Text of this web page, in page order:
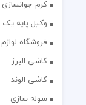
کرم
وکیل پایه
فروشگاه
کاشی البرز
کاشی الوند
سوله سازی